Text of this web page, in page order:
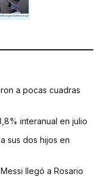
a pocas cuadras
interanual en julio
sus dos hijos en
llegó a Rosario